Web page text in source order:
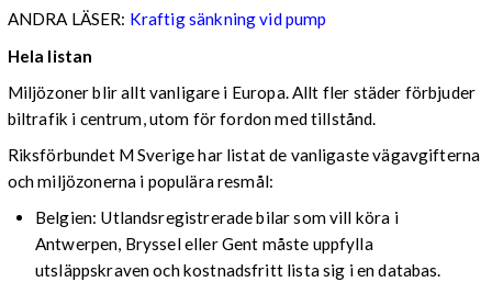
ANDRA LÄSER: Kraftig sänkning vid pump
Hela listan
Miljözoner blir allt vanligare i Europa. Allt fler städer förbjuder
biltrafik i centrum, utom för fordon med tillstånd.
Riksförbundet M Sverige har listat de vanligaste vägavgifterna
och miljözonerna i populära resmål:
Belgien: Utlandsregistrerade bilar som vill köra i
Antwerpen, Bryssel eller Gent måste uppfylla
utsläppskraven och kostnadsfritt lista sig i en databas.